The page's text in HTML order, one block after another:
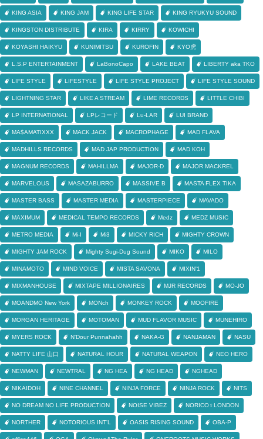
KING ASIA KING JAM KING LIFE STAR KING RYUKYU SOUND
KINGSTON DISTRIBUTE KIRA KIRRY KOWICHI
KOYASHI HAIKYU KUNIMITSU KUROFIN KYO虎
L.S.P ENTERTAINMENT LaBonoCapo LAKE BEAT LIBERTY aka TKO
LIFE STYLE LIFESTYLE LIFE STYLE PROJECT LIFE STYLE SOUND
LIGHTNING STAR LIKE A STREAM LIME RECORDS LITTLE CHIBI
LP INTERNATIONAL LPレコード Lu-LAR LUI BRAND
MA$AMATIXXX MACK JACK MACROPHAGE MAD FLAVA
MADHILLS RECORDS MAD JAP PRODUCTION MAD KOH
MAGNUM RECORDS MAHILLMA MAJOR-D MAJOR MACKREL
MARVELOUS MASAZABURRO MASSIVE B MASTA FLEX TIKA
MASTER BASS MASTER MEDIA MASTERPIECE MAVADO
MAXIMUM MEDICAL TEMPO RECORDS Medz MEDZ MUSIC
METRO MEDIA Mi-I Mi3 MICKY RICH MIGHTY CROWN
MIGHTY JAM ROCK Mighty Sugi-Dug Sound MIKO MILO
MINAMOTO MIND VOICE MISTA SAVONA MIXIN'1
MIXMANHOUSE MIXTAPE MILLIONAIRES MJR RECORDS MO-JO
MOANDMO New York MONch MONKEY ROCK MOOFIRE
MORGAN HERITAGE MOTOMAN MUD FLAVOR MUSIC MUNEHIRO
MYERS ROCK N'Dour Punnahahh NAKA-G NANJAMAN NASU
NATTY LIFE 山口 NATURAL HOUR NATURAL WEAPON NEO HERO
NEWMAN NEWTRAL NG HEA NG HEAD NGHEAD
NIKAIDOH NINE CHANNEL NINJA FORCE NINJA ROCK NITS
NO DREAM NO LIFE PRODUCTION NOISE VIBEZ NORICO♀LONDON
NORTHER NOTORIOUS INT'L OASIS RISING SOUND OBA-P